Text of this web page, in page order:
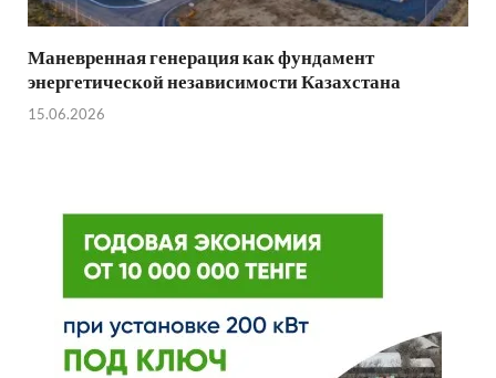
Маневренная генерация как фундамент
энергетической независимости Казахстана
15.06.2026